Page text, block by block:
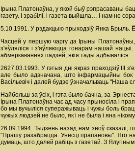
Ірына Платонаўна, у якой быў рэпрасаваны
газету. І зрабілі, і газета выйшла… І нам не
5.10.1991. У рэдакцыю прыходзіў Янка Брыль.
Часцей у першую чаргу да Ірыны Платонаўны,
з'яўляліся і з'яўляюцца гонарам нашай
абмеркаваннях падзей, якія тады адбываліся…
2627.03.1993. У гэтыя дні якраз праходзіў ІІІ
але было адзначана, што інфармацыйны бок
Васільевіч і далей будзе ўзначальваць "Наша
Найбольш за ўсіх, і гэта было бачна, за
Ірына Платонаўна час ад часу прыносіла і
бо мы вучыліся суперажываць і чужы боль
чужых людзей не было, як і не была і яна
26.09.1994. Тыдзень назад нам зноў сказалі,
"Прашу разабрацца. Унесці прапановы". Яго
думаць, што далей рабіць з газетай. З